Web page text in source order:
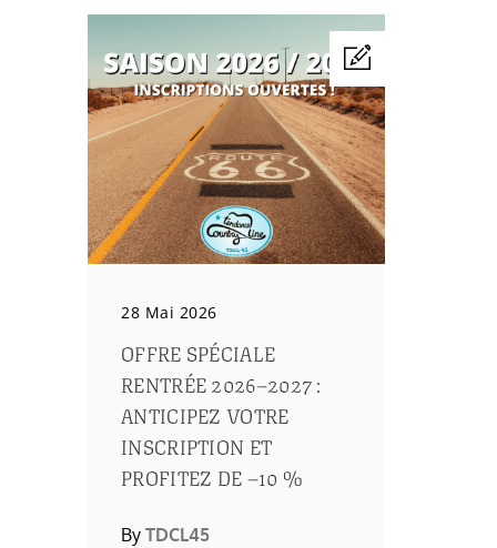
28 Mai 2026
OFFRE SPÉCIALE
RENTRÉE 2026–2027 :
ANTICIPEZ VOTRE
INSCRIPTION ET
PROFITEZ DE –10 %
By TDCL45